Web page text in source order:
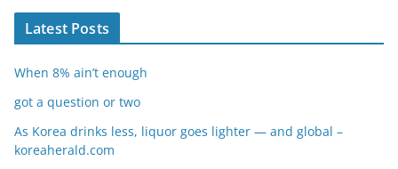
Latest Posts
When 8% ain’t enough
got a question or two
As Korea drinks less, liquor goes lighter — and global –
koreaherald.com